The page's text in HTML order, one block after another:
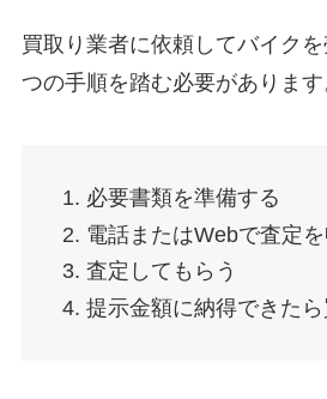
買取り業者に依頼してバイク
つの手順を踏む必要があります
必要書類を準備する
電話またはWebで査定
査定してもらう
提示金額に納得できた